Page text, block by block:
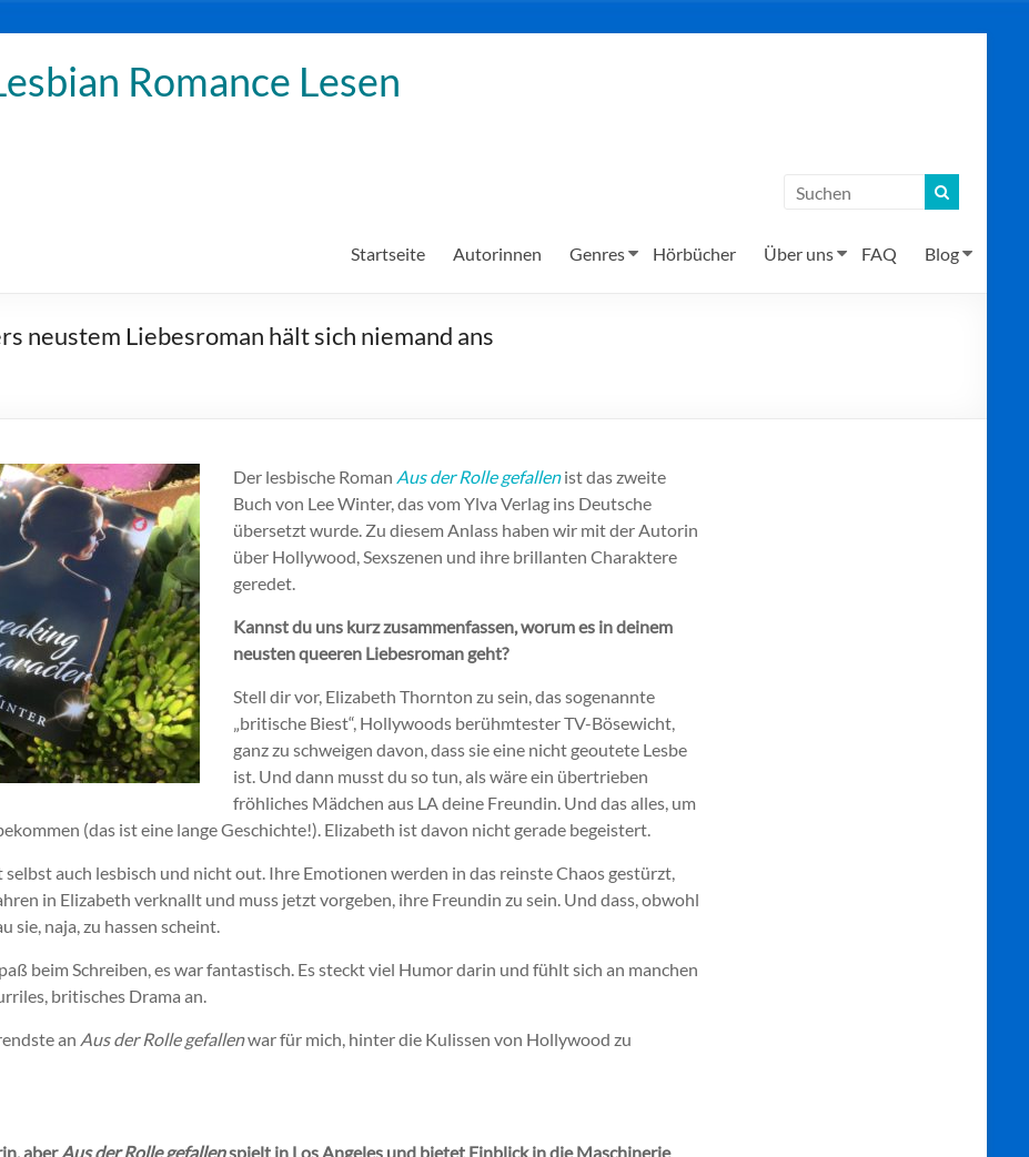
Romance Lesen
Startseite Autorinnen Genres Hörbücher Über uns FAQ Blog
neustem Liebesroman hält sich niemand ans
Der lesbische Roman Aus der Rolle gefallenist das zweite
Buch von Lee Winter, das vom Ylva Verlag ins Deutsche
übersetzt wurde. Zu diesem Anlass haben wir mit der Autorin
über Hollywood, Sexszenen und ihre brillanten Charaktere
geredet.
Kannst du uns kurz zusammenfassen, worum es in deinem
neusten queeren Liebesroman geht?
Stell dir vor, Elizabeth Thornton zu sein, das sogenannte
„britische Biest“, Hollywoods berühmtester TV-Bösewicht,
ganz zu schweigen davon, dass sie eine nicht geoutete Lesbe
ist. Und dann musst du so tun, als wäre ein übertrieben
fröhliches Mädchen aus LA deine Freundin. Und das alles, um
(das ist eine lange Geschichte!). Elizabeth ist davon nicht gerade begeistert.
selbst auch lesbisch und nicht out. Ihre Emotionen werden in das reinste Chaos gestürzt,
in Elizabeth verknallt und muss jetzt vorgeben, ihre Freundin zu sein. Und dass, obwohl
sie, naja, zu hassen scheint.
beim Schreiben, es war fantastisch. Es steckt viel Humor darin und fühlt sich an manchen
britisches Drama an.
an Aus der Rolle gefallenwar für mich, hinter die Kulissen von Hollywood zu
aberAus der Rolle gefallenspielt in Los Angeles und bietet Einblick in die Maschinerie